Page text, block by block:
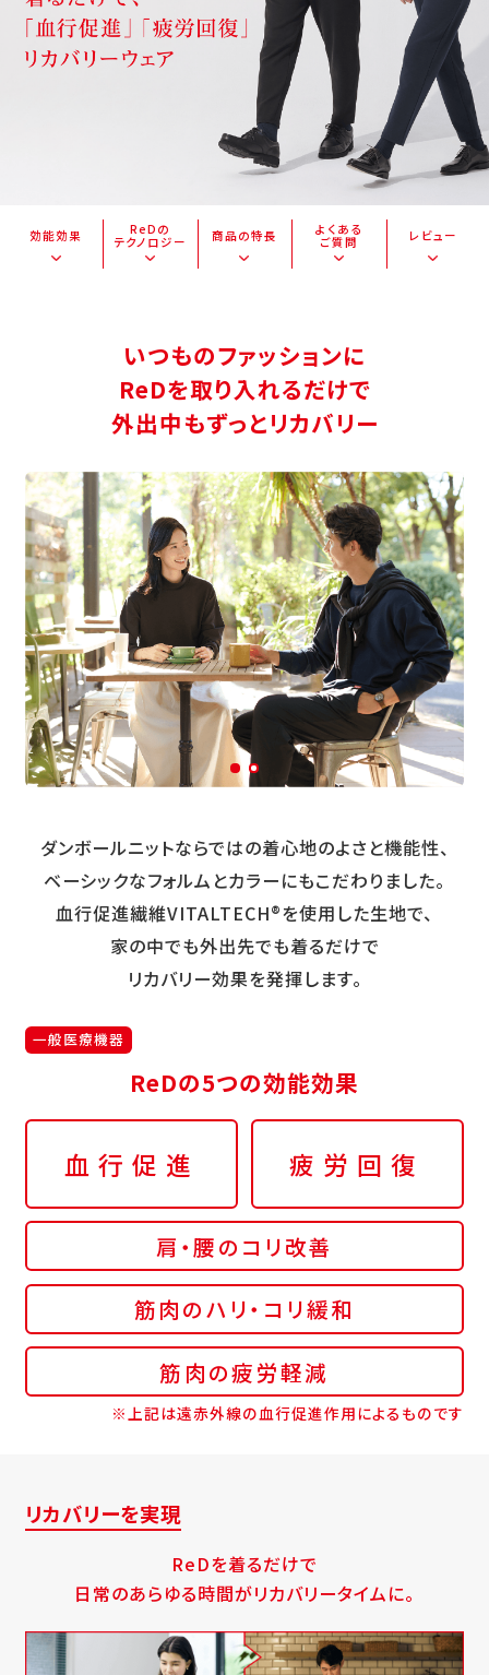
効能効果
ReDの
テクノロジー
商品の特長
よくある
ご質問
レビュー
ReDを取り入れるだけで
外出中もずっとリカバリー
ベーシックなフォルムとカラーにもこだわりました。
血行促進繊維VITALTECH®を使用した生地で、
家の中でも外出先でも着るだけで
リカバリー効果を発揮します。
ReDの5つの効能効果
肩・腰のコリ改善
筋肉のハリ・コリ緩和
筋肉の疲労軽減
※上記は遠赤外線の血行促進作用によるものです
日常のあらゆる時間がリカバリータイムに。